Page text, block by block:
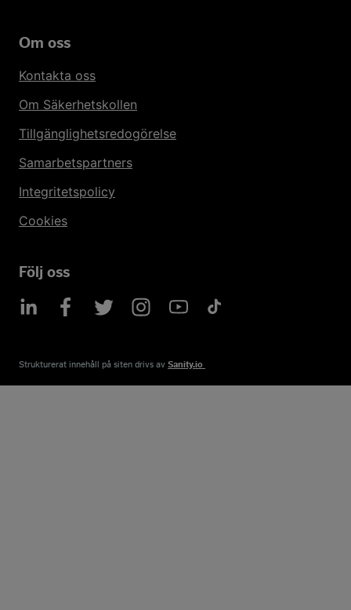
Om oss
Kontakta oss
Om Säkerhetskollen
Tillgänglighetsredogörelse
Samarbetspartners
Integritetspolicy
Cookies
Följ oss
Strukturerat innehåll på siten drivs av​ Sanity.io